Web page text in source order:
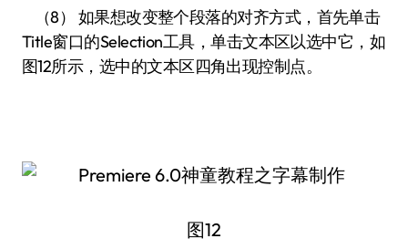
（8） 如果想改变整个段落的对齐方式，首先单击
Title窗口的Selection工具，单击文本区以选中它，如
图12所示，选中的文本区四角出现控制点。
图12